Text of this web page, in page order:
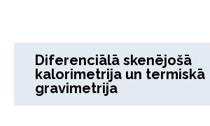
Diferenciālā skenējošā
kalorimetrija un termiskā
gravimetrija